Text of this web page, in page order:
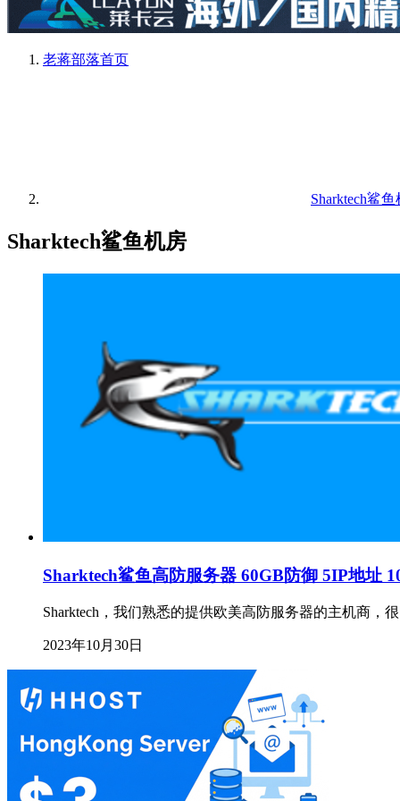
老蒋部落首页
Sharktech鲨
Sharktech鲨鱼机房
Sharktech鲨鱼高防服务器 60GB防御 5IP地址
Sharktech，我们熟悉的提供欧美高防服务器的主机商
2023年10月30日